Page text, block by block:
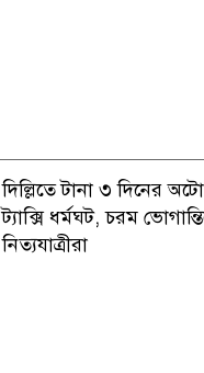
দিল্লিতে টানা ৩ দিনের
ট্যাক্সি ধর্মঘট, চরম
নিত্যযাত্রীরা